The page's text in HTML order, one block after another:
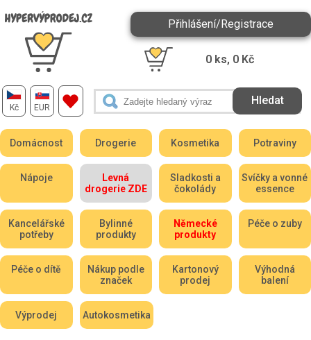
Kč EUR
Přihlášení/Registrace
0 ks, 0 Kč
Domácnost Drogerie Kosmetika Potraviny
Nápoje
Levná
drogerie ZDE
Sladkosti a
čokolády
Svíčky a vonné
essence
Kancelářské
potřeby
Bylinné
produkty
Německé
produkty
Péče o zuby
Péče o dítě
Nákup podle
značek
Kartonový
prodej
Výhodná
balení
Výprodej Autokosmetika